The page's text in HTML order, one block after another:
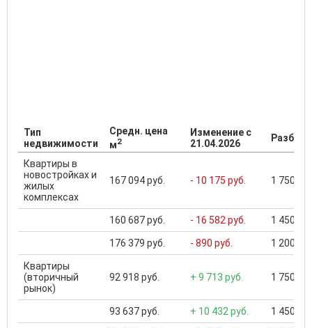
Тип
недвижимости
Средн. цена
м2
Изменение с
21.04.2026
Квартиры в
новостройках и
жилых
комплексах
167 094 руб. - 10 175 руб. 1 750
160 687 руб. - 16 582 руб. 1 450
176 379 руб. - 890 руб. 1 200
Квартиры
(вторичный
рынок)
92 918 руб. + 9 713 руб. 1 750
93 637 руб. + 10 432 руб. 1 450